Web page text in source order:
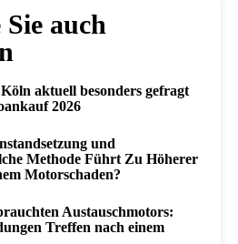
auch
aktuell besonders gefragt
2026
und
Methode Führt Zu Höherer
Motorschaden?
Austauschmotors:
Treffen nach einem